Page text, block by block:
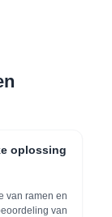
oplossing
van ramen en
van